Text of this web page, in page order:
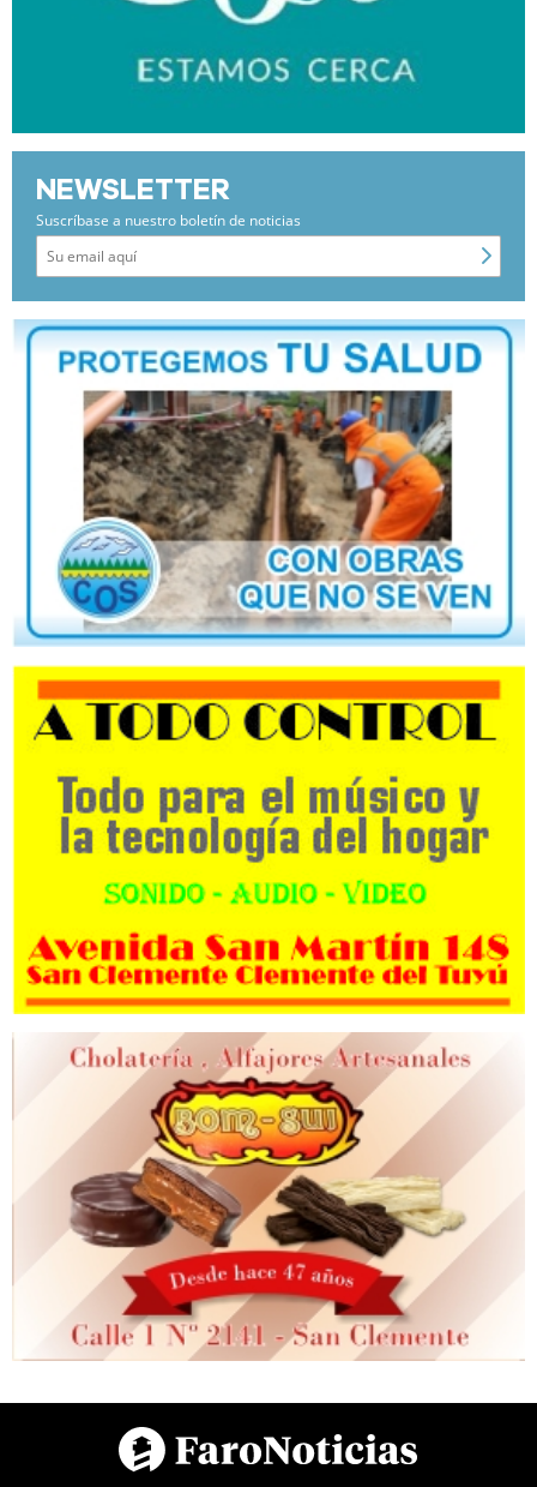
NEWSLETTER
Suscríbase a nuestro boletín de noticias